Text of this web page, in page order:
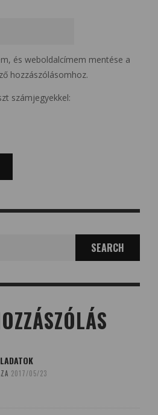
és weboldalcímem mentése a
hozzászólásomhoz.
számjegyekkel:
2017/05/23